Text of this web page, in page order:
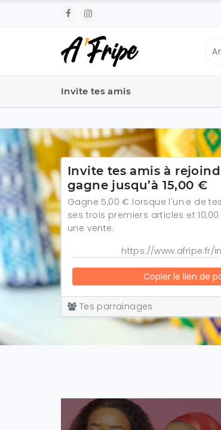
Invite tes amis
Invite tes amis à
gagne jusqu’à 15,00 €
Gagne 5,00 € lorsque l'un·e de
ses trois premiers articles et
une vente.
https://www.afripe.fr/
Copier le lien de
Tes parrainages